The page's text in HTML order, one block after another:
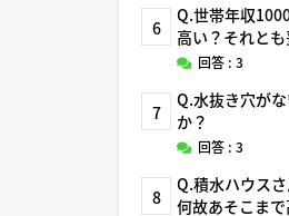
6
Q.世帯年収
高い？それとも
回答 : 3
7
Q.水抜き穴が
か？
回答 : 3
8
Q.積水ハウス
何故あそこまで